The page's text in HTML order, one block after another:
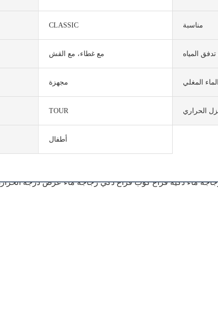
CLASSIC مناسبة
مع غطاء، مع القش المياه
مجهزة الماء المغلي
TOUR الحراري
أطفال